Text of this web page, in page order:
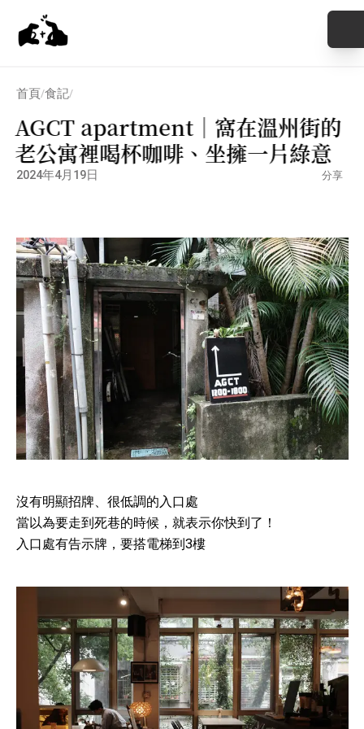
首頁/食記/
AGCT apartment｜窩在溫州街的
老公寓裡喝杯咖啡、坐擁一片綠意
2024年4月19日 分享
沒有明顯招牌、很低調的入口處
當以為要走到死巷的時候，就表示你快到了！
入口處有告示牌，要搭電梯到3樓